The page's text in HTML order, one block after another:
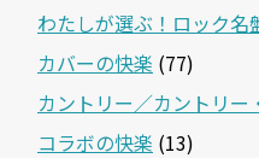
わたしが選ぶ！ロック名
カバーの快楽 (77)
カントリー／カントリー
コラボの快楽 (13)